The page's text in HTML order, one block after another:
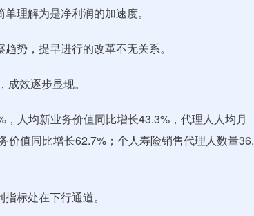
理解为是净利润的加速度。
势，提早进行的改革不无关系。
效逐步显现。
人均新业务价值同比增长43.3%，代理人人均月
值同比增长62.7%；个人寿险销售代理人数量36.
标处在下行通道。